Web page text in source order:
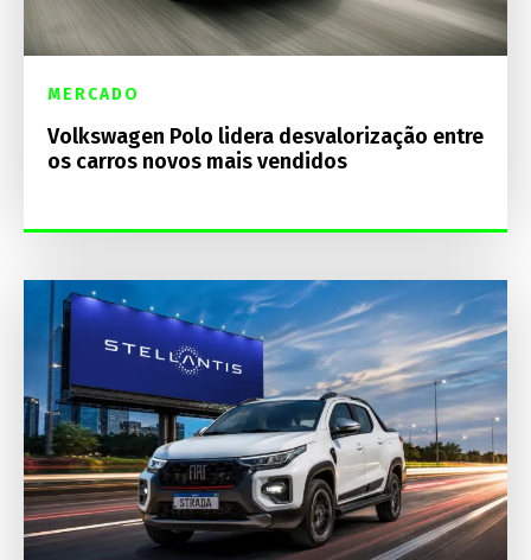
MERCADO
Volkswagen Polo lidera desvalorização entre
os carros novos mais vendidos